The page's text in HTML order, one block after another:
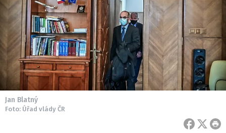
Jan Blatný
Foto: Úřad vlády ČR